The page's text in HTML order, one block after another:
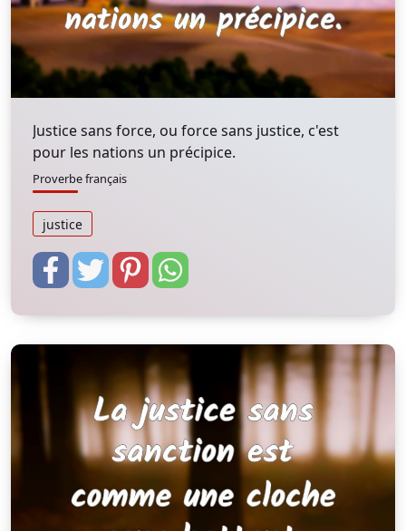
Justice sans force, ou force sans justice, c'est
pour les nations un précipice.
Proverbe français
justice